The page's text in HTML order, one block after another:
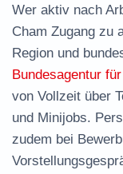
Wer aktiv nach
Cham Zugang zu
Region und
Bundesagentur
von Vollzeit über
und Minijobs.
zudem bei